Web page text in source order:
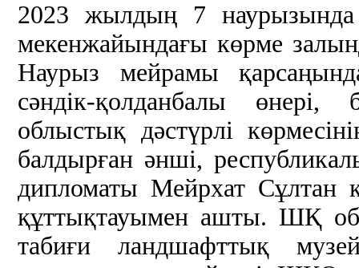
2023 жылдың 7
мекенжайындағы көрме
Наурыз мейрамы
сәндік-қолданбалы
облыстық дәстүрлі
балдырған әнші,
дипломаты Мейрхат Сұлтан
құттықтауымен ашты. ШҚ
табиғи ландшафттық